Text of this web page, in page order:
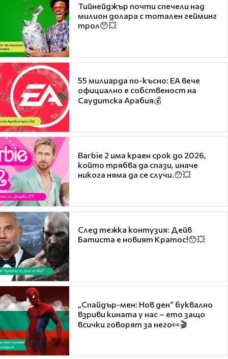
Тийнейджър почти спечели над
милион долара с тотален гейминг
трол😯💥
55 милиарда по-късно: EA вече
официално е собственост на
Саудитска Арабия💰
Barbie 2 има краен срок до 2026,
който трябва да спази, иначе
никога няма да се случи.😯💥
След тежка контузия: Дейв
Батиста е новият Кратос!😯💥
„Спайдър-мен: Нов ден“ буквално
взриви кината у нас – ето защо
всички говорят за него👀🎬